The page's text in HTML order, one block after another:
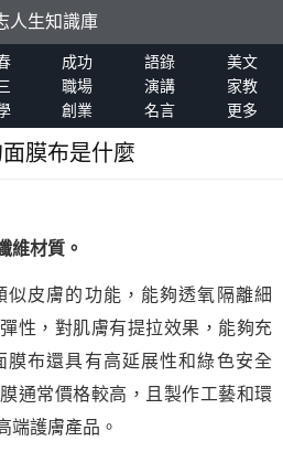
人生知識庫
成功 語錄
美文
職場 演講
家教
創業 名言 更多
膜布是什麼
維材質。
皮膚的功能，能夠透氧隔離細
性，對肌膚有提拉效果，能夠充
布還具有高延展性和綠色安全
通常價格較高，且製作工藝和環
端護膚產品。